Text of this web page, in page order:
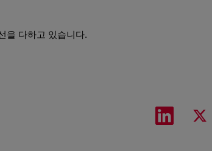
을 다하고 있습니다.